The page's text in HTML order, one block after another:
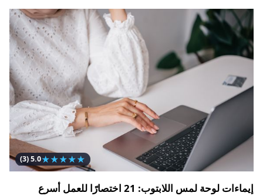
★
★
★
★
★
5.0
(3)
إيماءات لوحة لمس اللابتوب: 21 اختصارًا للعمل أسرع